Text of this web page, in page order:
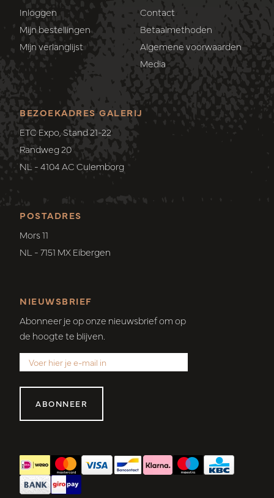
Inloggen
Mijn bestellingen
Mijn verlanglijst
Contact
Betaalmethoden
Algemene voorwaarden
Media
POSTADRES
Mors 11
NL - 7151 MX Eibergen
BEZOEKADRES GALERIJ
ETC Expo, Stand 21-22
Randweg 20
NL - 4104 AC Culemborg
NIEUWSBRIEF
Abonneer je op onze nieuwsbrief om op
de hoogte te blijven.
ABONNEER